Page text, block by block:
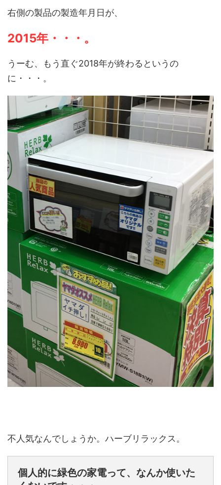
右側の製品の製造年月日が、
2015年・・・。
うーむ、もう直ぐ2018年が終わるというの
に・・・。
不人気なんでしょうか。ハーブリラックス。
個人的に緑色の家電って、なんか使いた